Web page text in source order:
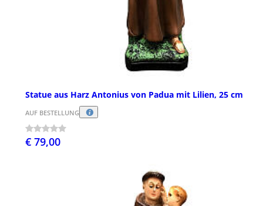
Statue aus Harz Antonius von Padua mit Lilien, 25 cm
AUF BESTELLUNG
€ 79,00